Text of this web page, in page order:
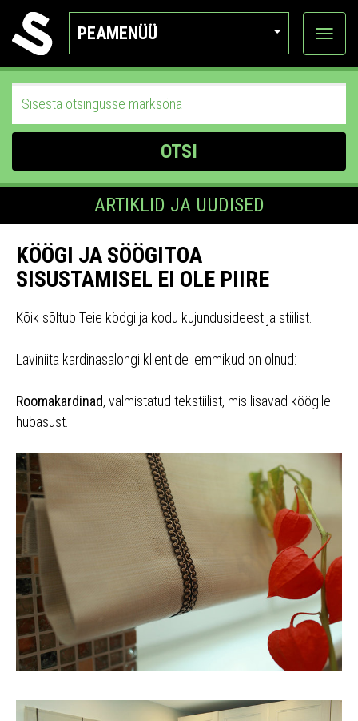
PEAMENÜÜ
Ava
OTSI
ARTIKLID JA UUDISED
KÖÖGI JA SÖÖGITOA
SISUSTAMISEL EI OLE PIIRE
Kõik sõltub Teie köögi ja kodu kujundusideest ja stiilist.
Laviniita kardinasalongi klientide lemmikud on olnud:
Roomakardinad, valmistatud tekstiilist, mis lisavad köögile
hubasust.